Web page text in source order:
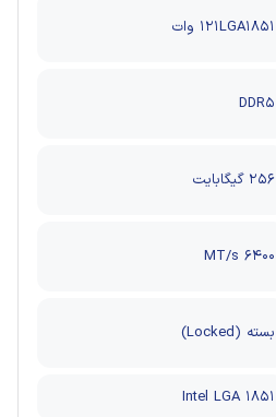
۱۲۱LGA۱۸۵۱ وات
DDR۵
۲۵۶ گیگابایت
۶۴۰۰ MT/s
بسته (Locked)
Intel LGA ۱۸۵۱